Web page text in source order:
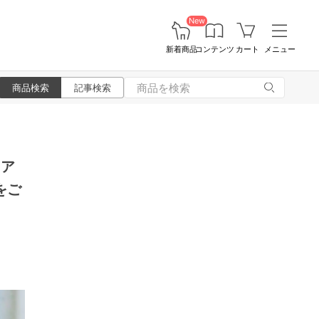
New
新着商品コンテンツ カート メニュー
商品検索 記事検索
ご